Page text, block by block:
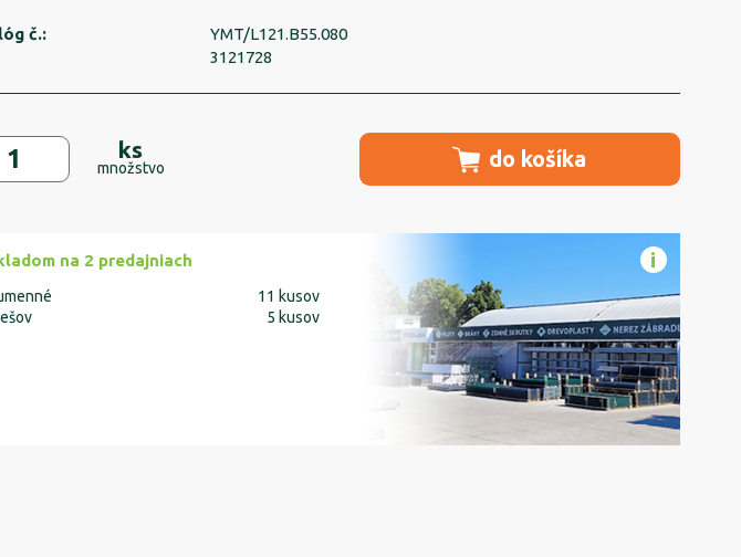
č.:
YMT/L121.B55.080
3121728
ks
množstvo do košíka
na 2 predajniach
11 kusov
5 kusov